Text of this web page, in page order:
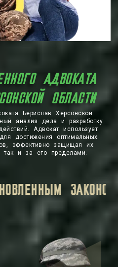
АДВОКАТА
ОБЛАСТИ
Берислав Херсонской
анализ дела и разработку
Адвокат использует
достижения оптимальных
эффективно защищая их
так и за его пределами.
ВЫ